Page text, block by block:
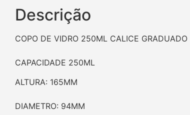
Descrição
COPO DE VIDRO 250ML CALICE GRADUADO
CAPACIDADE 250ML
ALTURA: 165MM
DIAMETRO: 94MM